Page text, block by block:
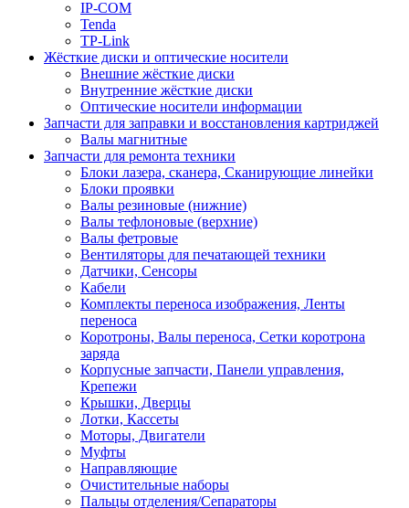
IP-COM
Tenda
TP-Link
Жёсткие диски и оптические носители
Внешние жёсткие диски
Внутренние жёсткие диски
Оптические носители информации
Запчасти для заправки и восстановления картриджей
Валы магнитные
Запчасти для ремонта техники
Блоки лазера, сканера, Сканирующие линейки
Блоки проявки
Валы резиновые (нижние)
Валы тефлоновые (верхние)
Валы фетровые
Вентиляторы для печатающей техники
Датчики, Сенсоры
Кабели
Комплекты переноса изображения, Ленты
переноса
Коротроны, Валы переноса, Сетки коротрона
заряда
Корпусные запчасти, Панели управления,
Крепежи
Крышки, Дверцы
Лотки, Кассеты
Моторы, Двигатели
Муфты
Направляющие
Очистительные наборы
Пальцы отделения/Сепараторы